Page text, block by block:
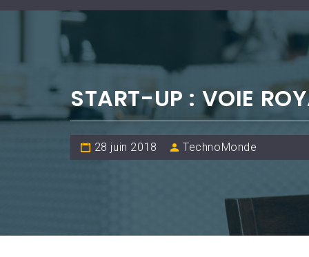
START-UP : VOIE
28 juin 2018 TechnoMonde